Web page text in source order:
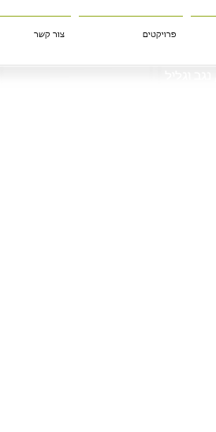
צור קשר פרויקטים